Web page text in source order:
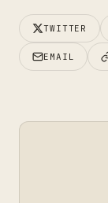
TWITTER
EMAIL